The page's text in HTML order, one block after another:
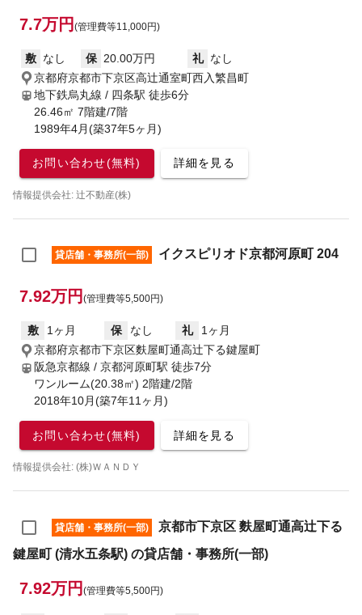
7.7万円 (管理費等11,000円)
敷 なし 保 20.00万円 礼 なし
京都府京都市下京区高辻通室町西入繁昌町
地下鉄烏丸線 / 四条駅 徒歩6分
26.46㎡ 7階建/7階
1989年4月(築37年5ヶ月)
お問い合わせ(無料) 詳細を見る
情報提供会社: 辻不動産(株)
貸店舗・事務所(一部) イクスピリオド京都河原町 204
7.92万円 (管理費等5,500円)
敷 1ヶ月 保 なし 礼
1ヶ月
京都府京都市下京区麩屋町通高辻下る鍵屋町
阪急京都線 / 京都河原町駅 徒歩7分
ワンルーム(20.38㎡) 2階建/2階
2018年10月(築7年11ヶ月)
お問い合わせ(無料) 詳細を見る
情報提供会社: (株)ＷＡＮＤＹ
貸店舗・事務所(一部)
京都市下京区 麩屋町通高辻下る
鍵屋町 (清水五条駅) の貸店舗・事務所(一部)
7.92万円 (管理費等5,500円)